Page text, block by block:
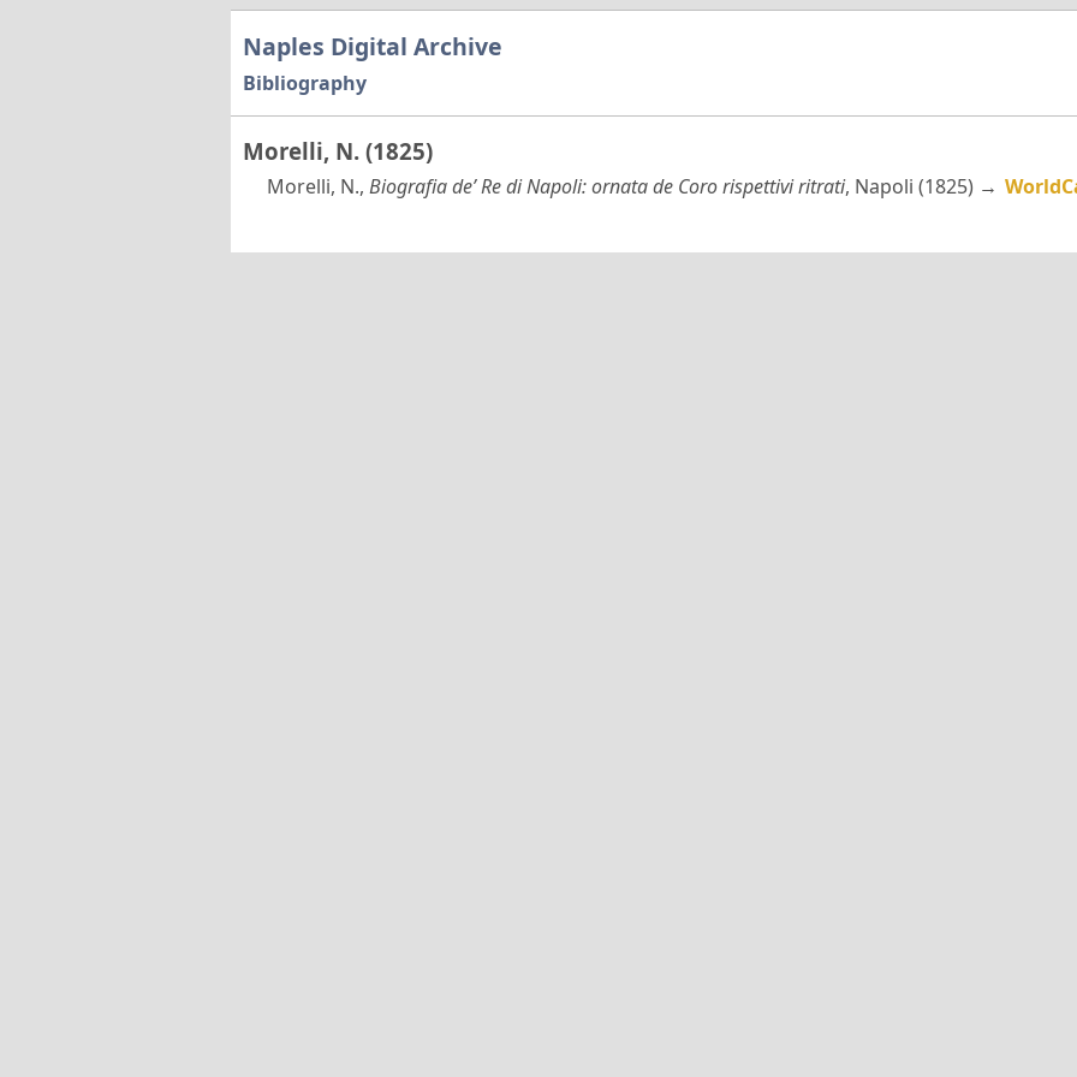
Naples Digital Archive
Bibliography
Morelli, N. (1825)
Morelli, N., Biografia de’ Re di Napoli: ornata de Coro rispettivi ritrati, Napoli (1825) →